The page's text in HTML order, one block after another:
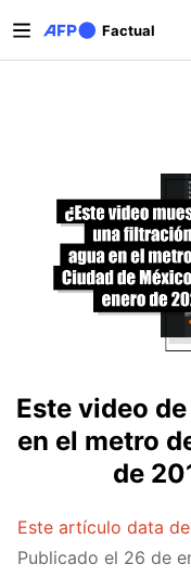
Factual
Solapas
Este video
en el metro
de
Este artículo data
Publicado el 26 de